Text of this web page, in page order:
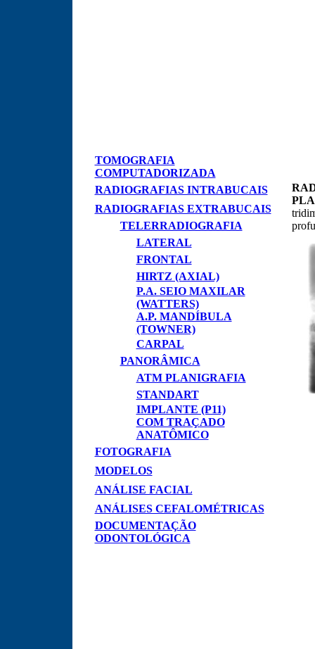
TOMOGRAFIA
COMPUTADORIZADA
RADIOGRAFIAS INTRABUCAIS
RADIOGRAFIAS EXTRABUCAIS
TELERRADIOGRAFIA
LATERAL
FRONTAL
HIRTZ (AXIAL)
P.A. SEIO MAXILAR
(WATTERS)
A.P. MANDÍBULA
(TOWNER)
CARPAL
PANORÂMICA
ATM PLANIGRAFIA
STANDART
IMPLANTE (P11)
COM TRAÇADO
ANATÔMICO
FOTOGRAFIA
MODELOS
ANÁLISE FACIAL
ANÁLISES CEFALOMÉTRICAS
DOCUMENTAÇÃO
ODONTOLÓGICA